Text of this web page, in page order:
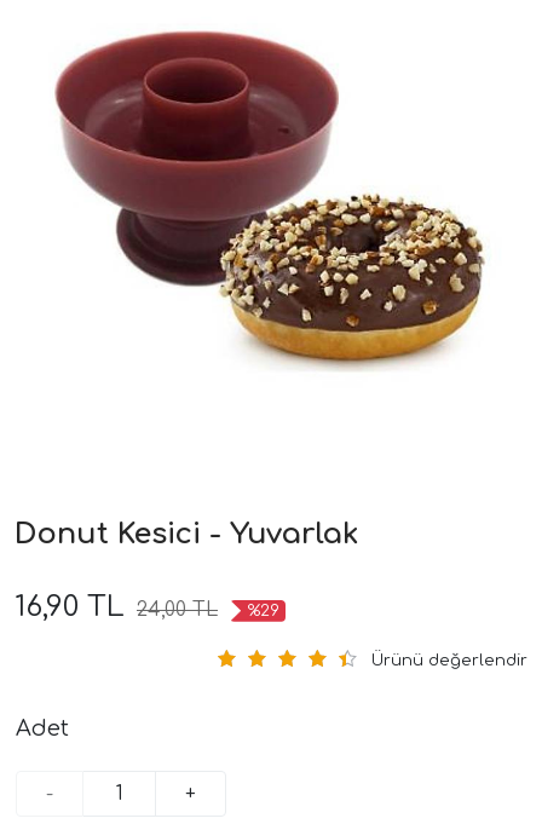
Donut Kesici - Yuvarlak
16,90 TL 24,00 TL %29
Ürünü değerlendir
Adet
- +